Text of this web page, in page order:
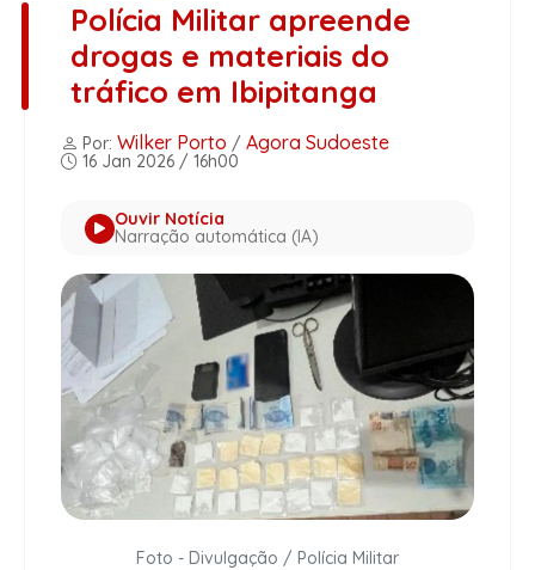
Polícia Militar apreende
drogas e materiais do
tráfico em Ibipitanga
Por: Wilker Porto / Agora Sudoeste
16 Jan 2026 / 16h00
Ouvir Notícia
Narração automática (IA)
Foto - Divulgação / Polícia Militar